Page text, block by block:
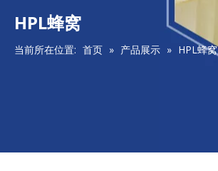
HPL蜂窝
当前所在位置: 首页 » 产品展示 » HPL蜂窝